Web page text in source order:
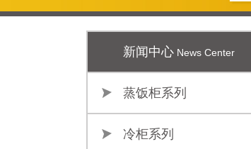
新闻中心 News Center
蒸饭柜系列
冷柜系列